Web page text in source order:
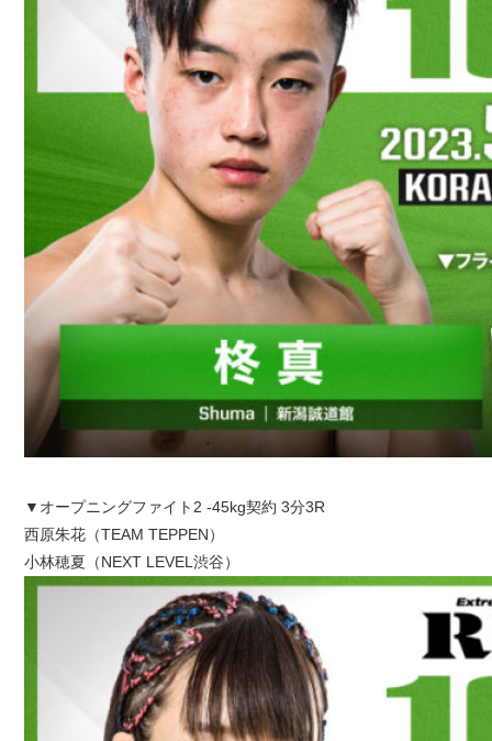
▼オープニングファイト2 -45kg契約 3分3R
西原朱花（TEAM TEPPEN）
小林穂夏（NEXT LEVEL渋谷）